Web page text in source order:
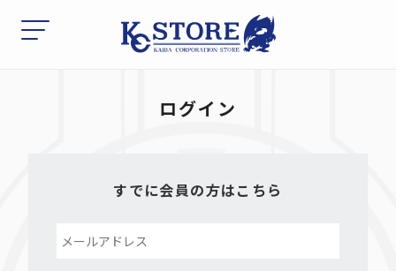
ログイン
すでに会員の方はこちら